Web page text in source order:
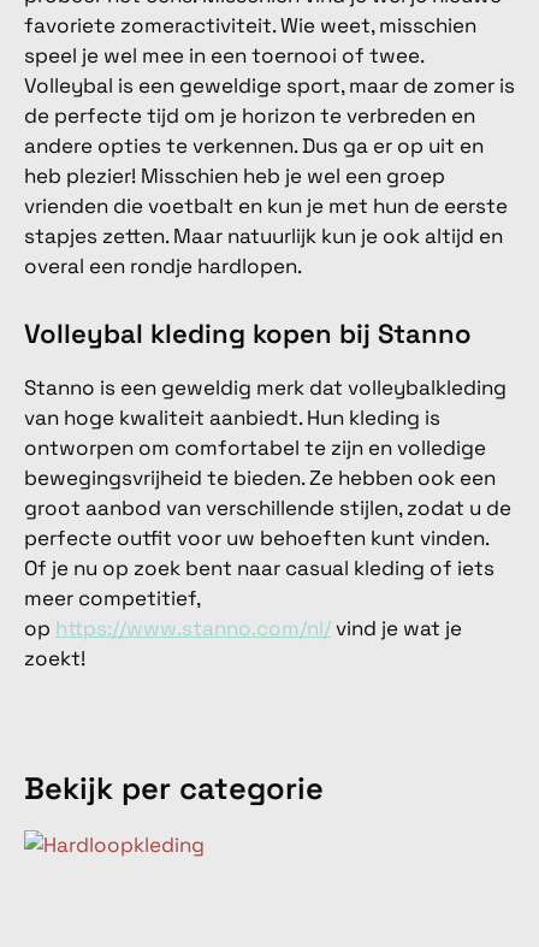
favoriete zomeractiviteit. Wie weet, misschien
speel je wel mee in een toernooi of twee.
Volleybal is een geweldige sport, maar de zomer is
de perfecte tijd om je horizon te verbreden en
andere opties te verkennen. Dus ga er op uit en
heb plezier! Misschien heb je wel een groep
vrienden die voetbalt en kun je met hun de eerste
stapjes zetten. Maar natuurlijk kun je ook altijd en
overal een rondje hardlopen.
Volleybal kleding kopen bij Stanno
Stanno is een geweldig merk dat volleybalkleding
van hoge kwaliteit aanbiedt. Hun kleding is
ontworpen om comfortabel te zijn en volledige
bewegingsvrijheid te bieden. Ze hebben ook een
groot aanbod van verschillende stijlen, zodat u de
perfecte outfit voor uw behoeften kunt vinden.
Of je nu op zoek bent naar casual kleding of iets
meer competitief,
op https://www.stanno.com/nl/vind je wat je
zoekt!
Bekijk per categorie